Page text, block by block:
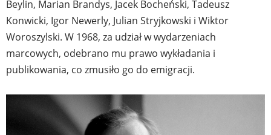
Beylin, Marian Brandys, Jacek Bocheński, Tadeusz
Konwicki, Igor Newerly, Julian Stryjkowski i Wiktor
Woroszylski. W 1968, za udział w wydarzeniach
marcowych, odebrano mu prawo wykładania i
publikowania, co zmusiło go do emigracji.